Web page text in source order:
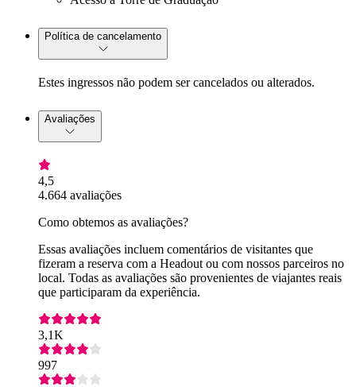
Política de cancelamento
Estes ingressos não podem ser cancelados ou alterados.
Avaliações
4,5
4.664 avaliações
Como obtemos as avaliações?
Essas avaliações incluem comentários de visitantes que
fizeram a reserva com a Headout ou com nossos parceiros no
local. Todas as avaliações são provenientes de viajantes reais
que participaram da experiência.
3,1K
997